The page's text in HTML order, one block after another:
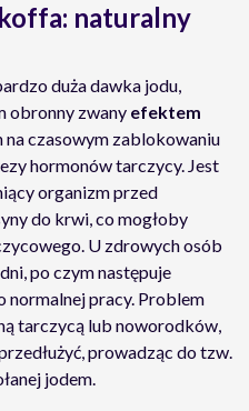
naturalny
duża dawka jodu,
obronny zwany efektem
na czasowym zablokowaniu
hormonów tarczycy. Jest
organizm przed
do krwi, co mogłoby
U zdrowych osób
po czym następuje
normalnej pracy. Problem
tarczycą lub noworodków,
prowadząc do tzw.
jodem.